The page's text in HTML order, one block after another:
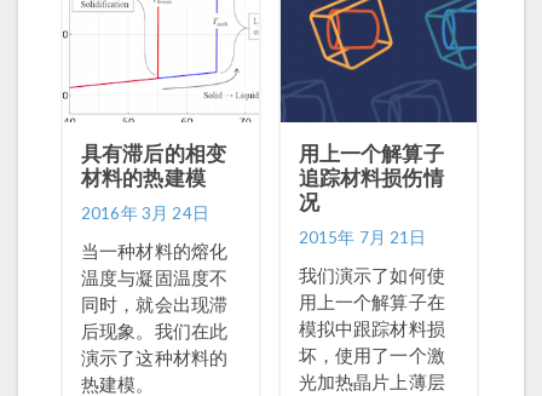
具有滞后的相变
材料的热建模
2016年 3月 24日
当一种材料的熔化
温度与凝固温度不
同时，就会出现滞
后现象。我们在此
演示了这种材料的
热建模。
用上一个解算子
追踪材料损伤情
况
2015年 7月 21日
我们演示了如何使
用上一个解算子在
模拟中跟踪材料损
坏，使用了一个激
光加热晶片上薄层